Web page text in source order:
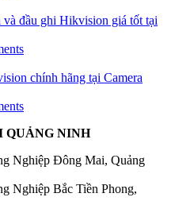
và đầu ghi Hikvision giá tốt tại
chính hãng tại Camera
QUẢNG NINH
Nghiệp Đông Mai, Quảng
Nghiệp Bắc Tiền Phong,